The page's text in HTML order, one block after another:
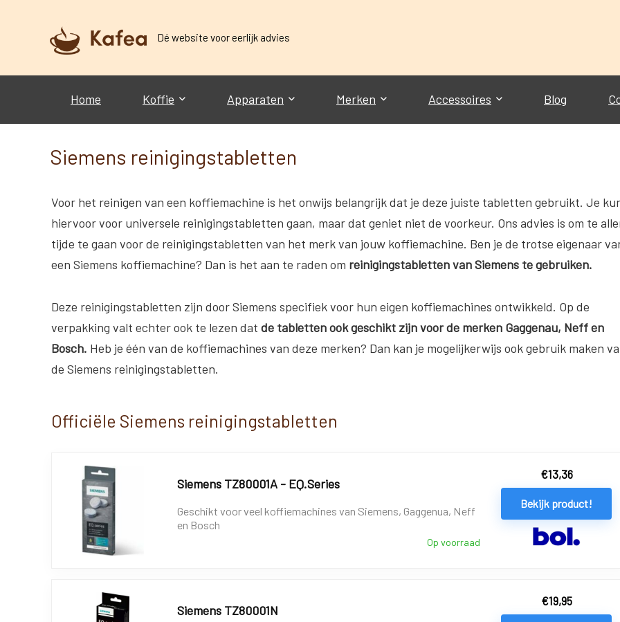
Dé website voor eerlijk advies
Home Koffie Apparaten Merken Accessoires Blog
Siemens reinigingstabletten
Voor het reinigen van een koffiemachine is het onwijs belangrijk dat je deze juiste tabletten gebruikt. Je
hiervoor voor universele reinigingstabletten gaan, maar dat geniet niet de voorkeur. Ons advies is om te
tijde te gaan voor de reinigingstabletten van het merk van jouw koffiemachine. Ben je de trotse eigenaar
een Siemens koffiemachine? Dan is het aan te raden om reinigingstabletten van Siemens te gebruiken.
Deze reinigingstabletten zijn door Siemens specifiek voor hun eigen koffiemachines ontwikkeld. Op de
verpakking valt echter ook te lezen dat de tabletten ook geschikt zijn voor de merken Gaggenau, Neff en
Bosch. Heb je één van de koffiemachines van deze merken? Dan kan je mogelijkerwijs ook gebruik maken
de Siemens reinigingstabletten.
Officiële Siemens reinigingstabletten
Siemens TZ80001A - EQ.Series
Geschikt voor veel koffiemachines van Siemens, Gaggenua, Neff
en Bosch
Op voorraad
€13,36
Bekijk product!
Siemens TZ80001N
€19,95